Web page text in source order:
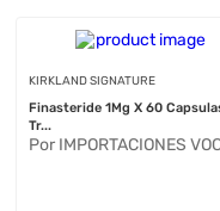
KIRKLAND SIGNATURE
Finasteride 1Mg X 60
Tr...
Por IMPORTACIONES